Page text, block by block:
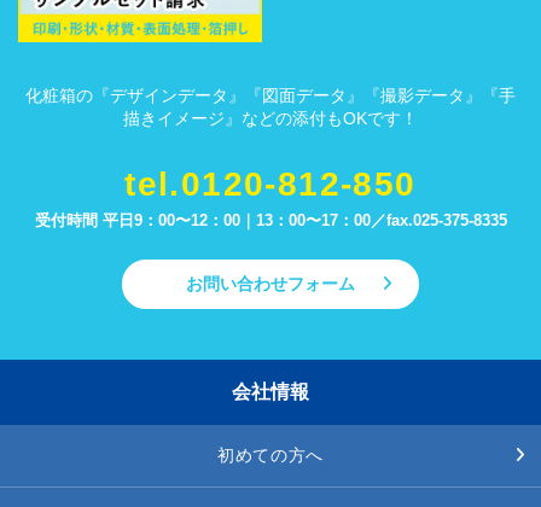
化粧箱の『デザインデータ』『図面データ』『撮影データ』『手
描きイメージ』などの添付もOKです！
tel.0120-812-850
受付時間 平日9：00〜12：00｜13：00〜17：00／fax.025-375-8335
お問い合わせフォーム
会社情報
初めての方へ